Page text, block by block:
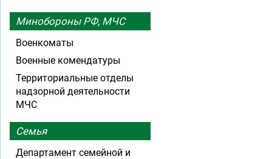
Минобороны РФ, МЧС
Военкоматы
Военные комендатуры
Территориальные отделы
надзорной деятельности
МЧС
Семья
Департамент семейной и